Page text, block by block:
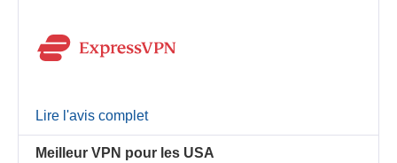
Lire l'avis complet
Meilleur VPN pour les USA